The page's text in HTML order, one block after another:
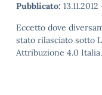
Pubblicato: 13.11.2012
Eccetto dove
stato rilasciato sotto
Attribuzione 4.0 Italia.